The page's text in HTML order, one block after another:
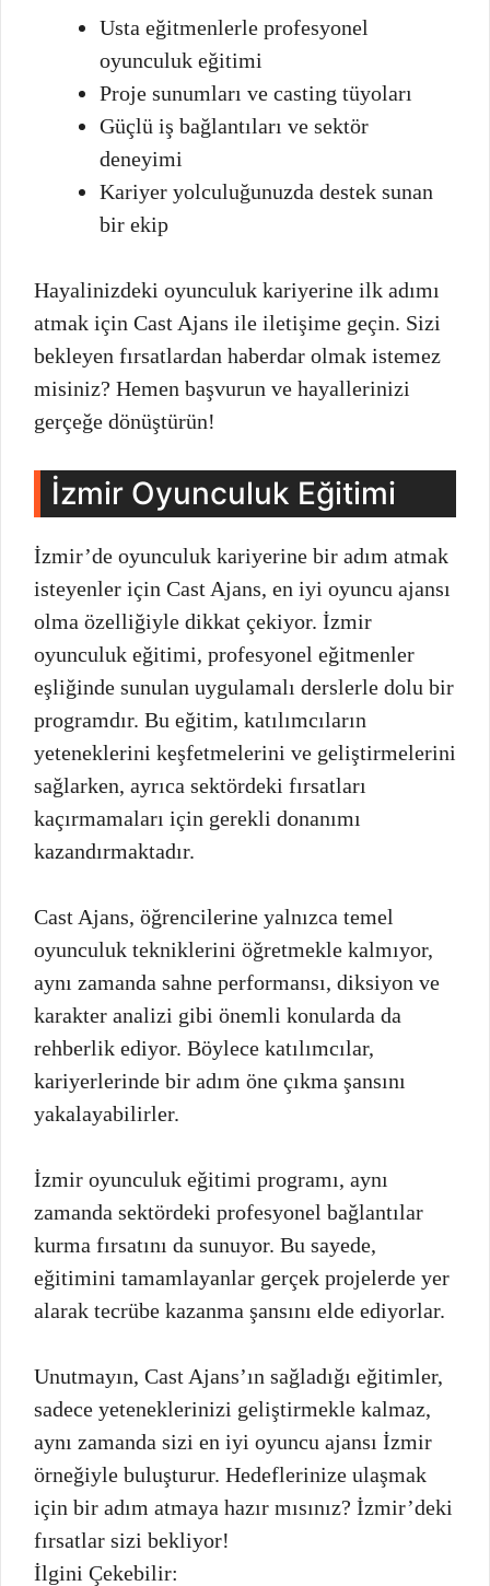
Usta eğitmenlerle profesyonel
oyunculuk eğitimi
Proje sunumları ve casting tüyoları
Güçlü iş bağlantıları ve sektör
deneyimi
Kariyer yolculuğunuzda destek sunan
bir ekip
Hayalinizdeki oyunculuk kariyerine ilk adımı
atmak için Cast Ajans ile iletişime geçin. Sizi
bekleyen fırsatlardan haberdar olmak istemez
misiniz? Hemen başvurun ve hayallerinizi
gerçeğe dönüştürün!
İzmir Oyunculuk Eğitimi
İzmir’de oyunculuk kariyerine bir adım atmak
isteyenler için Cast Ajans, en iyi oyuncu ajansı
olma özelliğiyle dikkat çekiyor. İzmir
oyunculuk eğitimi, profesyonel eğitmenler
eşliğinde sunulan uygulamalı derslerle dolu bir
programdır. Bu eğitim, katılımcıların
yeteneklerini keşfetmelerini ve geliştirmelerini
sağlarken, ayrıca sektördeki fırsatları
kaçırmamaları için gerekli donanımı
kazandırmaktadır.
Cast Ajans, öğrencilerine yalnızca temel
oyunculuk tekniklerini öğretmekle kalmıyor,
aynı zamanda sahne performansı, diksiyon ve
karakter analizi gibi önemli konularda da
rehberlik ediyor. Böylece katılımcılar,
kariyerlerinde bir adım öne çıkma şansını
yakalayabilirler.
İzmir oyunculuk eğitimi programı, aynı
zamanda sektördeki profesyonel bağlantılar
kurma fırsatını da sunuyor. Bu sayede,
eğitimini tamamlayanlar gerçek projelerde yer
alarak tecrübe kazanma şansını elde ediyorlar.
Unutmayın, Cast Ajans’ın sağladığı eğitimler,
sadece yeteneklerinizi geliştirmekle kalmaz,
aynı zamanda sizi en iyi oyuncu ajansı İzmir
örneğiyle buluşturur. Hedeflerinize ulaşmak
için bir adım atmaya hazır mısınız? İzmir’deki
fırsatlar sizi bekliyor!
İlgini Çekebilir: